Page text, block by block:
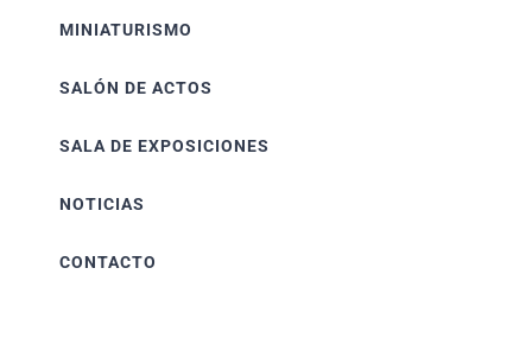
MINIATURISMO
SALÓN DE ACTOS
SALA DE EXPOSICIONES
NOTICIAS
CONTACTO